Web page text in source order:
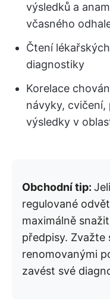
výsledků a
včasného
Čtení
diagnostiky
Korelace
návyky, cvičení,
výsledky v
Obchodní tip:
regulované
maximálně
předpisy. Zvažte
renomovanými
zavést své